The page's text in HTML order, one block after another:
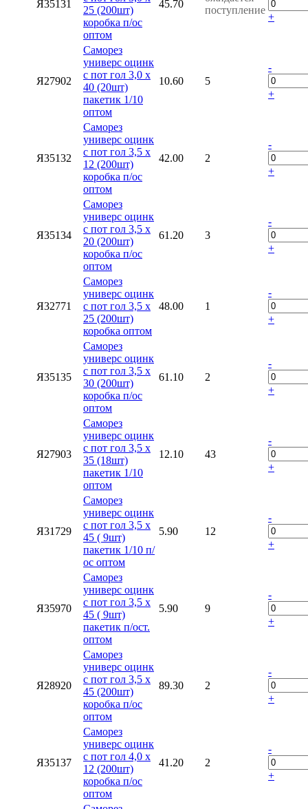
Я35131
25 (200шт)
коробка п/ос
оптом
45.70
поступление
+
Я27902
Саморез
универс оцинк
с пот гол 3,0 х
40 (20шт)
пакетик 1/10
оптом
10.60 5
-
+
Я35132
Саморез
универс оцинк
с пот гол 3,5 х
12 (200шт)
коробка п/ос
оптом
42.00 2
-
+
Я35134
Саморез
универс оцинк
с пот гол 3,5 х
20 (200шт)
коробка п/ос
оптом
61.20 3
-
+
Я32771
Саморез
универс оцинк
с пот гол 3,5 х
25 (200шт)
коробка оптом
48.00 1
-
+
Я35135
Саморез
универс оцинк
с пот гол 3,5 х
30 (200шт)
коробка п/ос
оптом
61.10 2
-
+
Я27903
Саморез
универс оцинк
с пот гол 3,5 х
35 (18шт)
пакетик 1/10
оптом
12.10 43
-
+
Я31729
Саморез
универс оцинк
с пот гол 3,5 х
45 ( 9шт)
пакетик 1/10 п/
ос оптом
5.90 12
-
+
Я35970
Саморез
универс оцинк
с пот гол 3,5 х
45 ( 9шт)
пакетик п/ост.
оптом
5.90 9
-
+
Я28920
Саморез
универс оцинк
с пот гол 3,5 х
45 (200шт)
коробка п/ос
оптом
89.30 2
-
+
Я35137
Саморез
универс оцинк
с пот гол 4,0 х
12 (200шт)
коробка п/ос
оптом
41.20 2
-
+